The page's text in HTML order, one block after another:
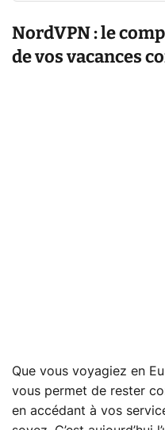
NordVPN : le
de vos vacances
Que vous voyagiez en
vous permet de rester
en accédant à vos